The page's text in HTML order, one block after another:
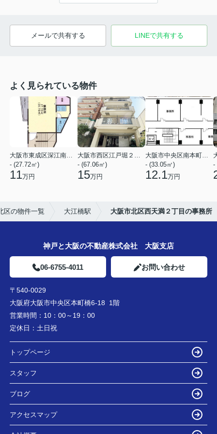
メールで共有する LINEで共有する
よく見られている物件
大阪市東成区深江南３丁目
- (27.72㎡)
11万円
大阪市西区江戸堀２丁目
- (67.06㎡)
15万円
大阪市中央区南本町２丁目
- (33.05㎡)
12.1万円
-
区の物件一覧 大江橋駅 大阪市北区西天満２丁目の事務所
神戸と大阪の不動産株式会社 大阪支店
06-6755-4011 お問い合わせ
〒540-0029
大阪府大阪市中央区本町橋6-18 1階
営業時間： 10：00～19：00
定休日： 土日祝
トップページ
スタッフ
ブログ
アクセスマップ